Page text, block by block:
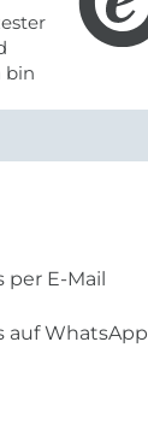
bin
per E-Mail
auf WhatsApp